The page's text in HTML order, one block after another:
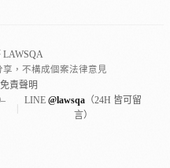
LAWSQA
，不構成個案法律意見
免責聲明
|
LINE@lawsqa （24H 皆可留
言）